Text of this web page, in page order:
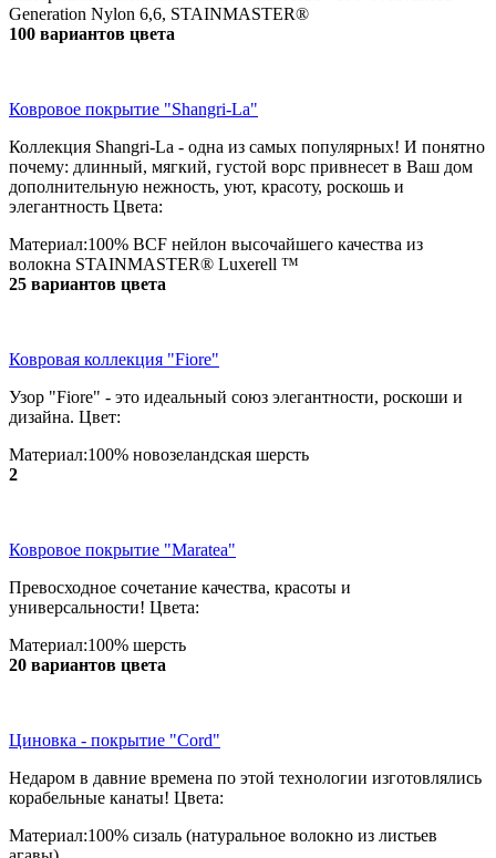
Generation Nylon 6,6, STAINMASTER®
100 вариантов цвета
Ковровое покрытие "Shangri-La"
Коллекция Shangri-La - одна из самых популярных! И понятно
почему: длинный, мягкий, густой ворс привнесет в Ваш дом
дополнительную нежность, уют, красоту, роскошь и
элегантность Цвета:
Материал:100% BCF нейлон высочайшего качества из
волокна STAINMASTER® Luxerell ™
25 вариантов цвета
Ковровая коллекция "Fiore"
Узор "Fiore" - это идеальный союз элегантности, роскоши и
дизайна. Цвет:
Материал:100% новозеландская шерсть
2
Ковровое покрытие "Maratea"
Превосходное сочетание качества, красоты и
универсальности! Цвета:
Материал:100% шерсть
20 вариантов цвета
Циновка - покрытие "Cord"
Недаром в давние времена по этой технологии изготовлялись
корабельные канаты! Цвета:
Материал:100% сизаль (натуральное волокно из листьев